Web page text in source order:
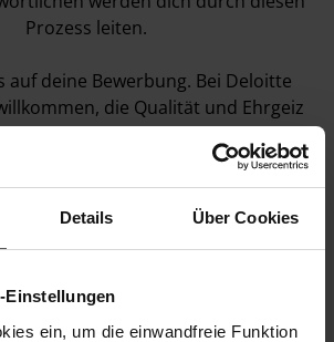
Details Über Cookies
Einstellungen
ein, um die einwandfreie Funktion
Prozess leiten.
auf deine Bewerbung. Bei Deloitte
die Qualität und Ehrgeiz
mitbringen.
Bewerbungsprozess